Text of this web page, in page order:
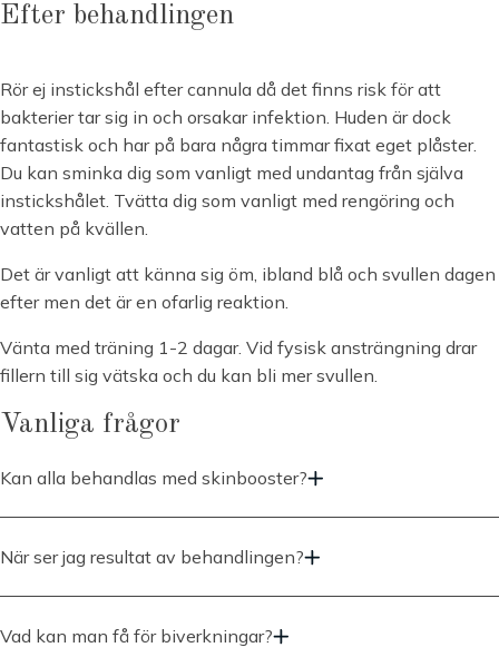
Efter behandlingen
Rör ej instickshål efter cannula då det finns risk för att
bakterier tar sig in och orsakar infektion. Huden är dock
fantastisk och har på bara några timmar fixat eget plåster.
Du kan sminka dig som vanligt med undantag från själva
instickshålet. Tvätta dig som vanligt med rengöring och
vatten på kvällen.
Det är vanligt att känna sig öm, ibland blå och svullen dagen
efter men det är en ofarlig reaktion.
Vänta med träning 1-2 dagar. Vid fysisk ansträngning drar
fillern till sig vätska och du kan bli mer svullen.
Vanliga frågor
Kan alla behandlas med skinbooster?
Nej, inte personer under 18 år samt personer som är gravida,
ammande eller som har sår/inflammation i området som ska
behandlas, tex herpes.
När ser jag resultat av behandlingen?
Du ser resultatet direkt efter din behandling. Du kan dock svullna
något under några dagar.
Vad kan man få för biverkningar?